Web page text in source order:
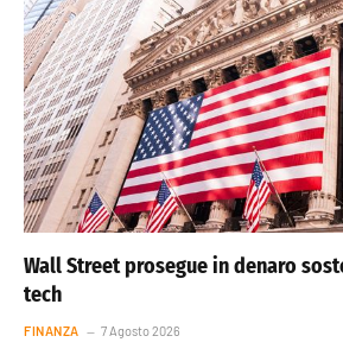
Wall Street prosegue in denaro
tech
FINANZA 7 Agosto 2026